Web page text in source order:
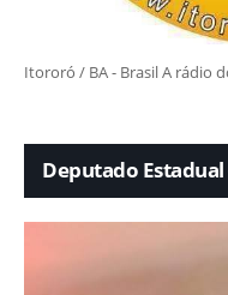
Itororó / BA - Brasil A rádio
Deputado